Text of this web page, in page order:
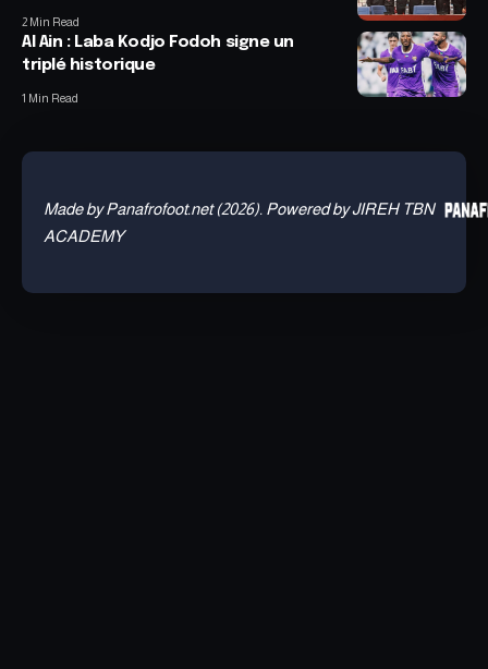
2 Min Read
Al Ain : Laba Kodjo Fodoh signe un
triplé historique
1 Min Read
Made by Panafrofoot.net (2026). Powered by JIREH TBN
ACADEMY